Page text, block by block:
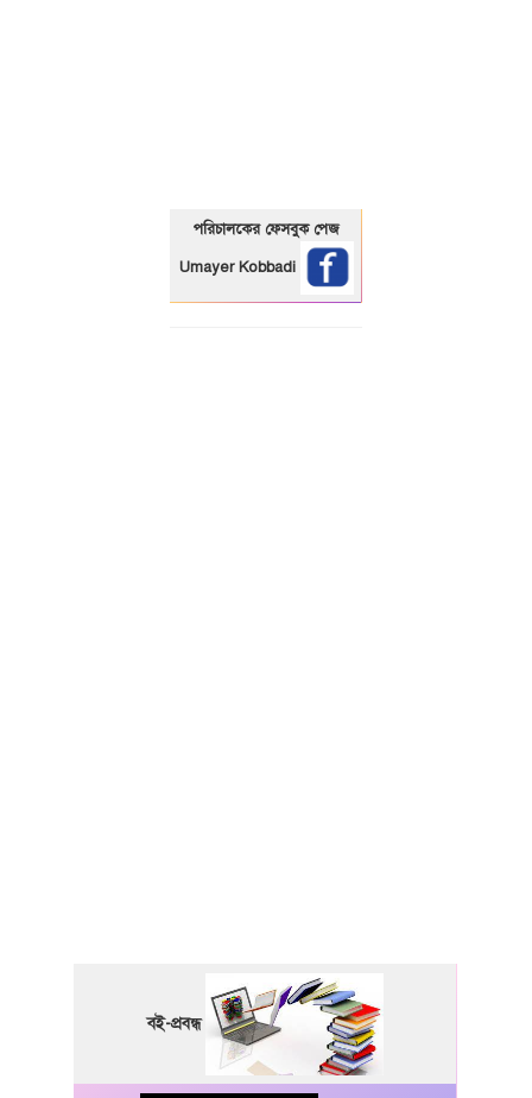
পরিচালকের ফেসবুক পেজ
Umayer Kobbadi
বই-প্রবন্ধ